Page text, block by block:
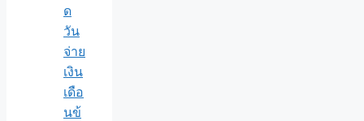
ด
วัน
จ่าย
เงิน
เดือ
นข้